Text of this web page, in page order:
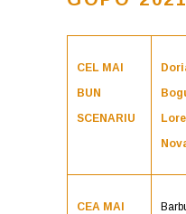
CEL MAI
BUN
SCENARIU
CEA MAI